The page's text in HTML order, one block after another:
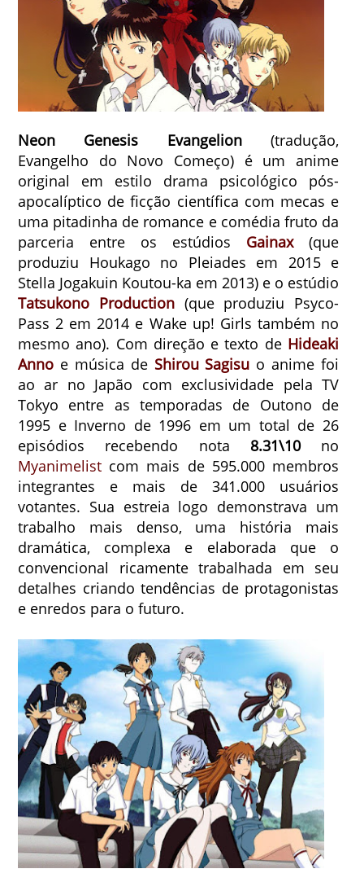
Neon Genesis Evangelion(tradução,
Evangelho do Novo Começo) é um anime
original em estilo drama psicológico pós-
apocalíptico de ficção científica com mecas e
uma pitadinha de romance e comédia fruto da
parceria entre os estúdios Gainax(que
produziu Houkago no Pleiades em 2015 e
Stella Jogakuin Koutou-ka em 2013) e o estúdio
Tatsukono Production(que produziu Psyco-
Pass 2 em 2014 e Wake up! Girls também no
mesmo ano). Com direção e texto de Hideaki
Anno e música de Shirou Sagisu o anime foi
ao ar no Japão com exclusividade pela TV
Tokyo entre as temporadas de Outono de
1995 e Inverno de 1996 em um total de 26
episódios recebendo nota 8.31\10no
Myanimelist com mais de 595.000 membros
integrantes e mais de 341.000 usuários
votantes. Sua estreia logo demonstrava um
trabalho mais denso, uma história mais
dramática, complexa e elaborada que o
convencional ricamente trabalhada em seu
detalhes criando tendências de protagonistas
e enredos para o futuro.